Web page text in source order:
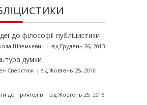
до філософії публіцистики
Шлемкевич | від Грудень 26, 2013
думки
Сверстюк| від Жовтень 25, 2016
до приятелів| від Жовтень 25, 2016